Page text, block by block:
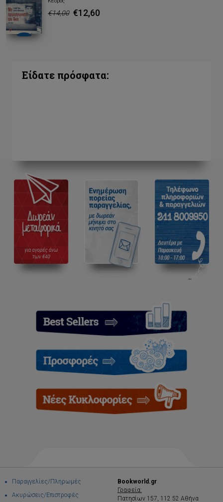
€14,00 €12,60
Είδατε πρόσφατα:
Παραγγελίες/Πληρωμές
Ακυρώσεις/Επιστροφές
Bookworld.gr
Γραφεία:
Πατησίων 157, 112 52 Αθήνα